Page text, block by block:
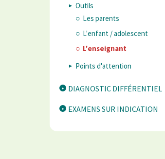
Outils
Les parents
L'enfant / adolescent
L'enseignant
Points d'attention
DIAGNOSTIC DIFFÉRENTIEL
EXAMENS SUR INDICATION